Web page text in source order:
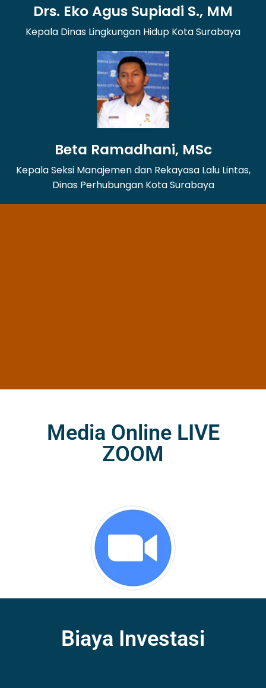
Drs. Eko Agus Supiadi S., MM
Kepala Dinas Lingkungan Hidup Kota Surabaya
Beta Ramadhani, MSc
Kepala Seksi Manajemen dan Rekayasa Lalu Lintas,
Dinas Perhubungan Kota Surabaya
Media Online LIVE
ZOOM
Biaya Investasi